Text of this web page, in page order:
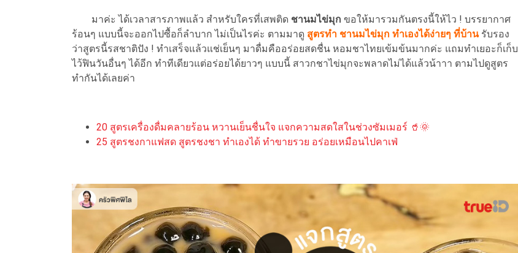
มาค่ะ ได้เวลาสารภาพแล้ว สำหรับใครที่เสพติด ชานมไข่มุก ขอให้มารวมกันตรงนี้ให้ไว ! บรรยากาศ
ร้อนๆ แบบนี้จะออกไปซื้อก็ลำบาก ไม่เป็นไรค่ะ ตามมาดู สูตรทำ ชานมไข่มุก ทำเองได้ง่ายๆ ที่บ้านรับรอง
ว่าสูตรนี้รสชาติปัง ! ทำเสร็จแล้วแช่เย็นๆ มาดื่มคืออร่อยสดชื่น หอมชาไทยเข้มข้นมากค่ะ แถมทำเยอะก็เก็บ
ไว้ฟินวันอื่นๆ ได้อีก ทำทีเดียวแต่อร่อยได้ยาวๆ แบบนี้ สาวกชาไข่มุกจะพลาดไม่ได้แล้วน้าาา ตามไปดูสูตร
ทำกันได้เลยค่า
20 สูตรเครื่องดื่มคลายร้อน หวานเย็นชื่นใจ แจกความสดใสในช่วงซัมเมอร์ 🥤🌞
25 สูตรชงกาแฟสด สูตรชงชา ทำเองได้ ทำขายรวย อร่อยเหมือนไปคาเฟ่